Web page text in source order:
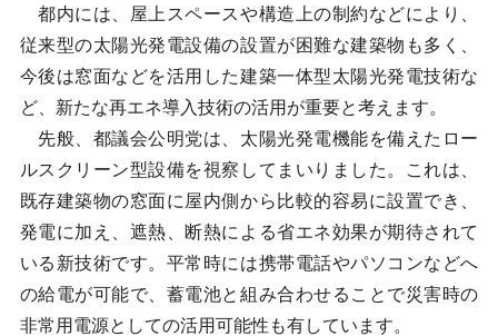
都内には、屋上スペースや構造上の制約などにより、
従来型の太陽光発電設備の設置が困難な建築物も多く、
今後は窓面などを活用した建築一体型太陽光発電技術な
ど、新たな再エネ導入技術の活用が重要と考えます。
先般、都議会公明党は、太陽光発電機能を備えたロー
ルスクリーン型設備を視察してまいりました。これは、
既存建築物の窓面に屋内側から比較的容易に設置でき、
発電に加え、遮熱、断熱による省エネ効果が期待されて
いる新技術です。平常時には携帯電話やパソコンなどへ
の給電が可能で、蓄電池と組み合わせることで災害時の
非常用電源としての活用可能性も有しています。